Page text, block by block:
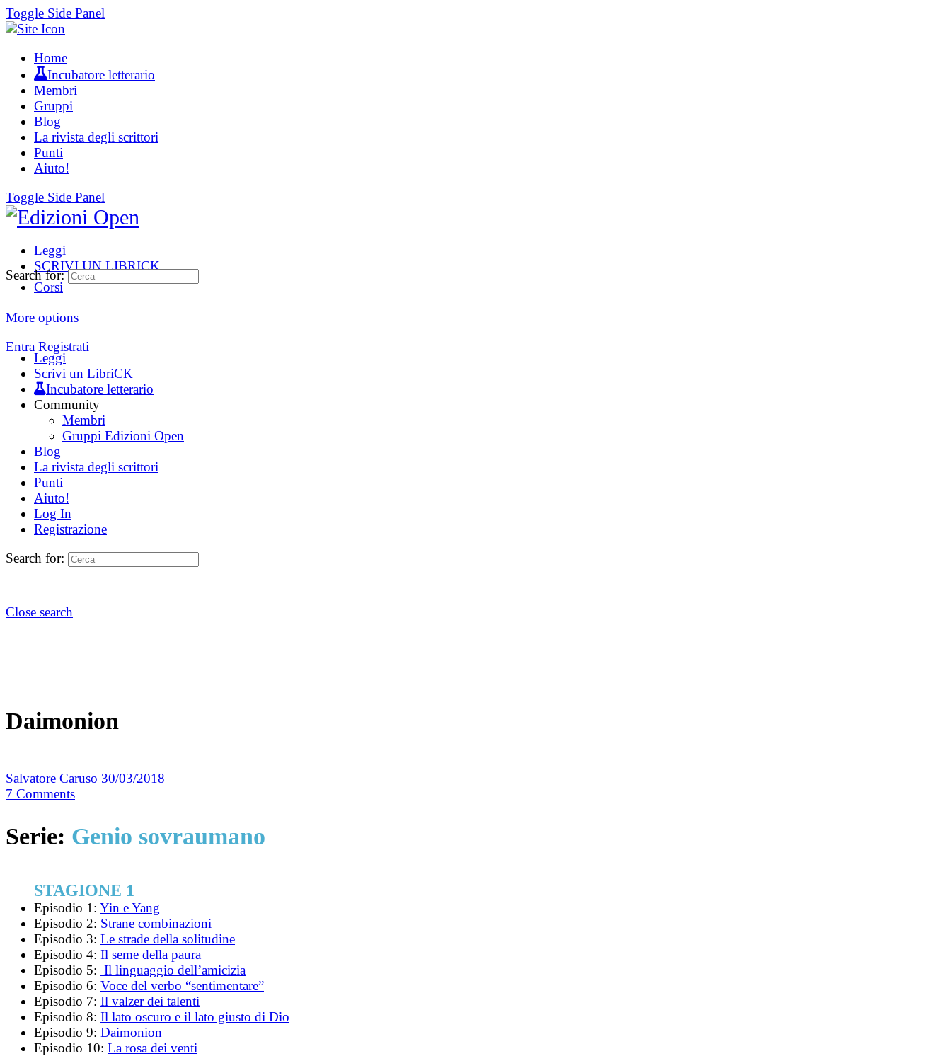
Toggle Side Panel
Home
Incubatore letterario
Membri
Gruppi
Blog
La rivista degli scrittori
Punti
Aiuto!
Toggle Side Panel
Leggi
SCRIVI UN LIBRICK
Corsi
More options
Entra Registrati
Search for:
Leggi
Scrivi un LibriCK
Incubatore letterario
Community
Membri
Gruppi Edizioni Open
Blog
La rivista degli scrittori
Punti
Aiuto!
Log In
Registrazione
Search for:
Close search
Daimonion
Salvatore Caruso 30/03/2018
7 Comments
Serie: Genio sovraumano
STAGIONE 1
Episodio 1: Yin e Yang
Episodio 2: Strane combinazioni
Episodio 3: Le strade della solitudine
Episodio 4: Il seme della paura
Episodio 5: Il linguaggio dell’amicizia
Episodio 6: Voce del verbo “sentimentare”
Episodio 7: Il valzer dei talenti
Episodio 8: Il lato oscuro e il lato giusto di Dio
Episodio 9: Daimonion
Episodio 10: La rosa dei venti